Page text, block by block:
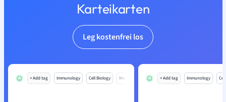
Karteikarten
Leg kostenfrei los
+ Add tag Immunology Cell Biology Mo + Add tag Immunology